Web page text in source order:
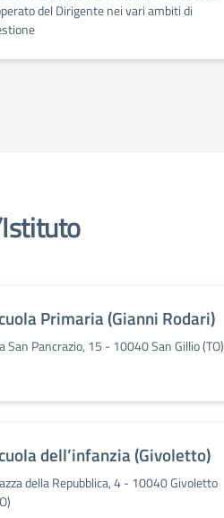
del Dirigente nei vari ambiti di
Primaria (Gianni Rodari)
San Pancrazio, 15 - 10040 San Gillio (TO)
dell’infanzia (Givoletto)
della Repubblica, 4 - 10040 Givoletto